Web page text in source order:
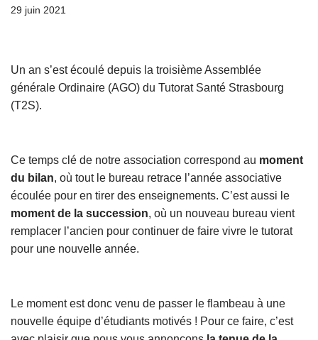
29 juin 2021
Un an s’est écoulé depuis la troisième Assemblée
générale Ordinaire (AGO) du Tutorat Santé Strasbourg
(T2S).
Ce temps clé de notre association correspond au moment
du bilan, où tout le bureau retrace l’année associative
écoulée pour en tirer des enseignements. C’est aussi le
moment de la succession, où un nouveau bureau vient
remplacer l’ancien pour continuer de faire vivre le tutorat
pour une nouvelle année.
Le moment est donc venu de passer le flambeau à une
nouvelle équipe d’étudiants motivés ! Pour ce faire, c’est